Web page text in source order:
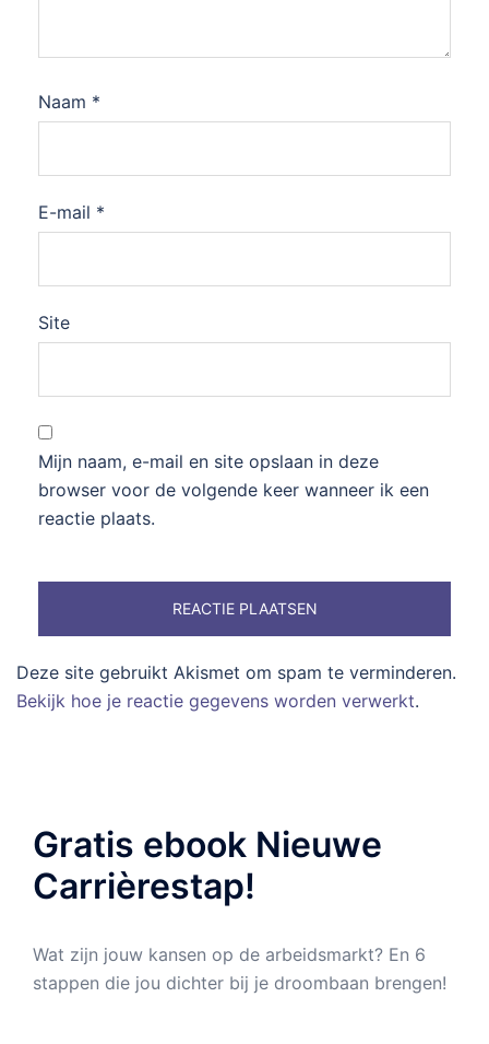
Naam *
E-mail *
Site
Mijn naam, e-mail en site opslaan in deze
browser voor de volgende keer wanneer ik een
reactie plaats.
Deze site gebruikt Akismet om spam te verminderen.
Bekijk hoe je reactie gegevens worden verwerkt.
Gratis ebook Nieuwe
Carrièrestap!
Wat zijn jouw kansen op de arbeidsmarkt? En 6
stappen die jou dichter bij je droombaan brengen!